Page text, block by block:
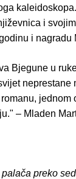
i
i nagradu
Bjegune u
– Mladen
preko